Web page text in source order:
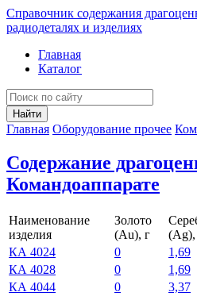
Справочник содержания
радиодеталях и изделиях
Главная
Каталог
Найти
Главная Оборудование прочее
Содержание
Командоаппарате
Наименование
изделия
Золото
(Au), г
(Ag),
КА 4024
0 1,69
КА 4028
0 1,69
КА 4044
0 3,37